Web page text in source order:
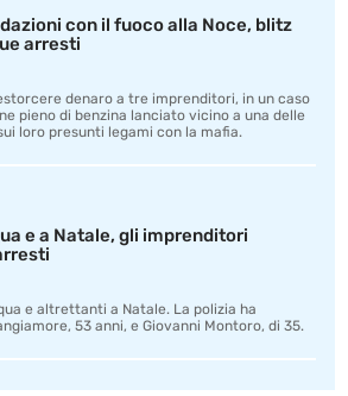
con il fuoco alla Noce, blitz
arresti
denaro a tre imprenditori, in un caso
pieno di benzina lanciato vicino a una delle
loro presunti legami con la mafia.
e a Natale, gli imprenditori
e altrettanti a Natale. La polizia ha
53 anni, e Giovanni Montoro, di 35.